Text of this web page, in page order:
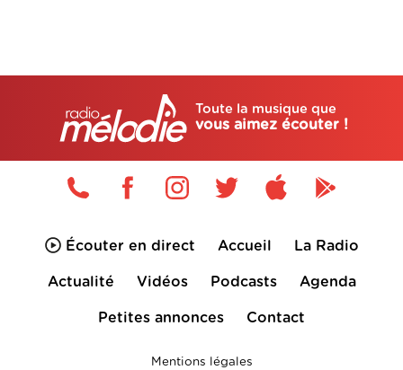
Toute la musique que
vous aimez écouter !
Écouter en direct Accueil La Radio
Actualité Vidéos Podcasts Agenda
Petites annonces Contact
Mentions légales